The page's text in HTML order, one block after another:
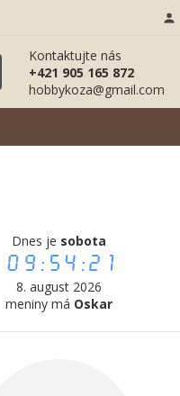
Kontaktujte nás
+421 905 165 872
hobbykoza@gmail.com
Dnes je sobota
09:54:22
8. august 2026
meniny má Oskar